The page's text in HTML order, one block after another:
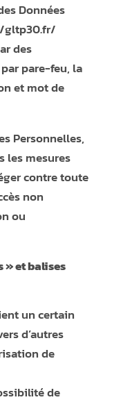
Données
gltp30.fr/
des
pare-feu, la
et mot de
Personnelles,
les mesures
contre toute
non
ou
» et balises
un certain
d’autres
de
de